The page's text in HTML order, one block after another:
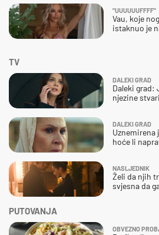
"UUUUUUFFFF"
Vau, koje
istaknuo je
TV
DALEKI GRAD
Daleki grad:
njezine stvari
DALEKI GRAD
Uznemirena
hoće li
NASLJEDNIK
Želi da njih
svjesna da
PUTOVANJA
OBVEZNO